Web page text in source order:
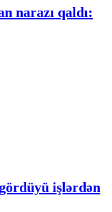
narazı qaldı:
işlərdən